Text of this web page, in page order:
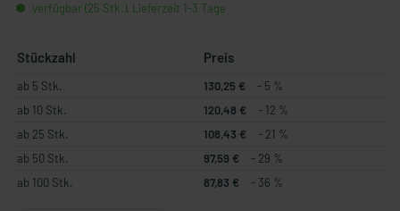
verfügbar (25 Stk.), Lieferzeit 1-3 Tage
Stückzahl Preis
ab 5 Stk. 130,25 €
- 5 %
ab 10 Stk.
120,48 €
- 12 %
ab 25 Stk.
108,43 €
- 21 %
ab 50 Stk.
97,59 €
- 29 %
ab 100 Stk.
87,83 € - 36 %